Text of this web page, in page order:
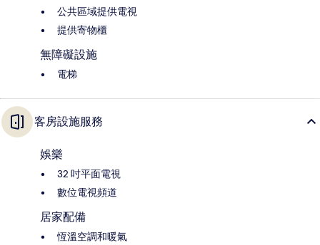
公共區域提供電視
提供寄物櫃
無障礙設施
電梯
客房設施服務
娛樂
32 吋平面電視
數位電視頻道
居家配備
恆溫空調和暖氣